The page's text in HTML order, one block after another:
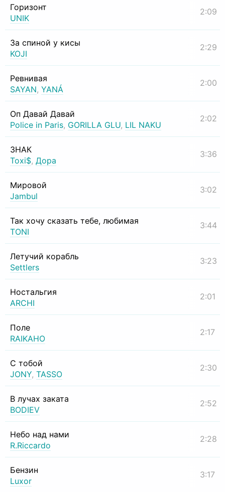
Горизонт
UNIK
2:09
За спиной у кисы
KOJI
2:29
Ревнивая
SAYAN, YANÁ
2:00
Оп Давай Давай
Police in Paris, GORILLA GLU, LIL NAKU
2:02
ЗНАК
Toxi$, Дора
3:36
Мировой
Jambul
3:02
Так хочу сказать тебе, любимая
TONI
3:44
Летучий корабль
Settlers
3:23
Ностальгия
ARCHI
2:01
Поле
RAIKAHO
2:17
С тобой
JONY, TASSO
2:30
В лучах заката
BODIEV
2:52
Небо над нами
R.Riccardo
2:28
Бензин
Luxor
3:17